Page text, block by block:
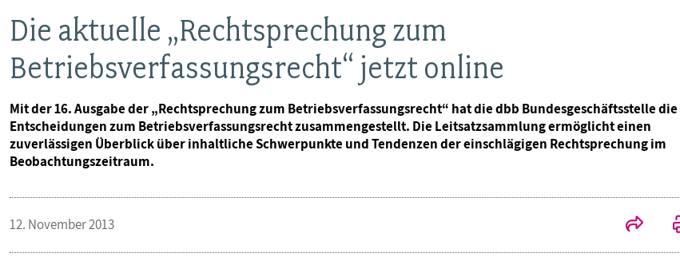
Gremien
Mitgliedsgewerkschaften
Landesjugendbünde
POSITIONEN
Jugend- und Auszubildendenvertretung
Jobkompass
INTERNATIONALES
VERANSTALTUNGEN UND SEMINARE
ÜBERBLICK
Bundesjugendausschuss
Bundesjugendtag
Parlamentarisches Sommerfest
MITGLIEDSCHAFT & SERVICE
Rechtsschutz
Vorteilswelt
Akademie
Verlag
Die aktuelle „Rechtsprechung zum
Betriebsverfassungsrecht“ jetzt online
Mit der 16. Ausgabe der „Rechtsprechung zum Betriebsverfassungsrecht“ hat die dbb Bundesgeschäftsstelle die
Entscheidungen zum Betriebsverfassungsrecht zusammengestellt. Die Leitsatzsammlung ermöglicht einen
zuverlässigen Überblick über inhaltliche Schwerpunkte und Tendenzen der einschlägigen Rechtsprechung im
Beobachtungszeitraum.
12. November 2013